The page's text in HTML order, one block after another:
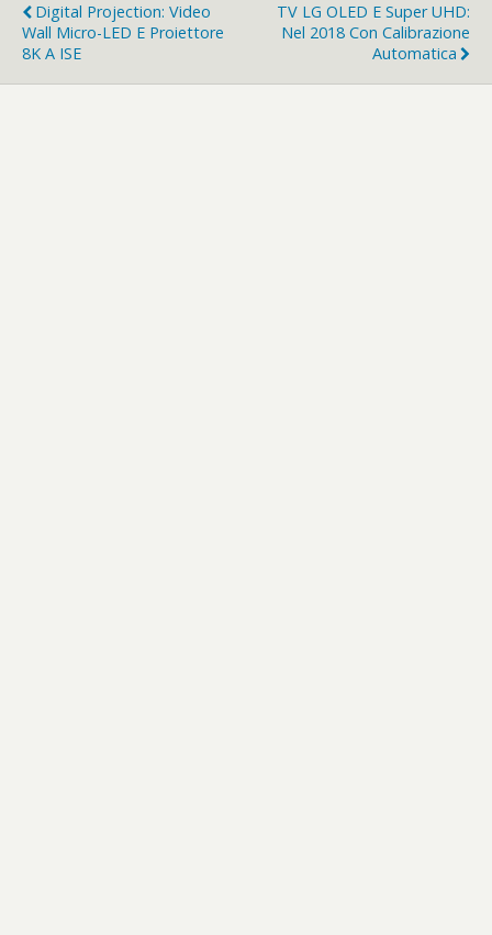
Digital Projection: Video
Wall Micro-LED E Proiettore
8K A ISE
TV LG OLED E Super UHD:
Nel 2018 Con Calibrazione
Automatica